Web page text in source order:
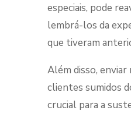
especiais, pode
lembrá-los da
que tiveram
Além disso, enviar
clientes sumidos
crucial para a